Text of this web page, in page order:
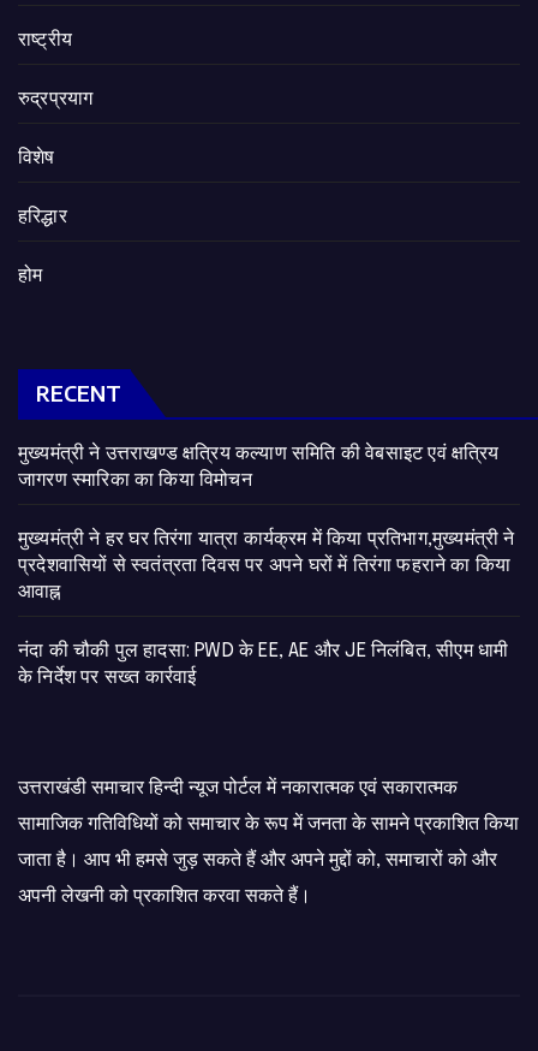
राष्ट्रीय
रुद्रप्रयाग
विशेष
हरिद्धार
होम
RECENT
मुख्यमंत्री ने उत्तराखण्ड क्षत्रिय कल्याण समिति की वेबसाइट एवं क्षत्रिय
जागरण स्मारिका का किया विमोचन
मुख्यमंत्री ने हर घर तिरंगा यात्रा कार्यक्रम में किया प्रतिभाग,मुख्यमंत्री ने
प्रदेशवासियों से स्वतंत्रता दिवस पर अपने घरों में तिरंगा फहराने का किया
आवाह्न
नंदा की चौकी पुल हादसा: PWD के EE, AE और JE निलंबित, सीएम धामी
के निर्देश पर सख्त कार्रवाई
उत्तराखंडी समाचार हिन्दी न्यूज पोर्टल में नकारात्मक एवं सकारात्मक
सामाजिक गतिविधियों को समाचार के रूप में जनता के सामने प्रकाशित किया
जाता है। आप भी हमसे जुड़ सकते हैं और अपने मुद्दों को, समाचारों को और
अपनी लेखनी को प्रकाशित करवा सकते हैं।